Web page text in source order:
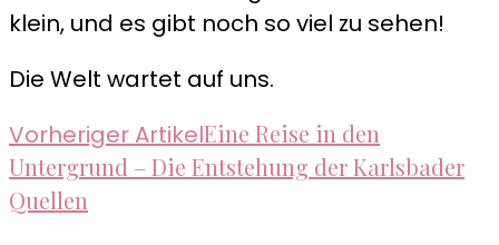
klein, und es gibt noch so viel zu sehen!
Die Welt wartet auf uns.
Beitragsnavigation
Vorheriger ArtikelEine Reise in den
Untergrund – Die Entstehung der Karlsbader
Quellen